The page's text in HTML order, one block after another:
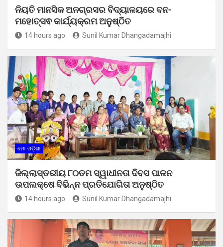
ନିୟତି ମାନସିକ ଅନଗ୍ରସର ବିଦ୍ୟାଳୟରେ ବନ-
ମହୋତ୍ସଵ କାର୍ଯ୍ୟକ୍ରମ ଅନୁଷ୍ଠିତ
14 hours ago Sunil Kumar Dhangadamajhi
ମୋ ଓଡ଼ିଶା
ଜିଲ୍ଲାସ୍ତରୀୟ ୮୦ତମ ସ୍ୱାଧୀନତା ଦିବସ ପାଳନ
ଉପଲକ୍ଷେ ବିଭିନ୍ନ ପ୍ରତିଯୋଗିତା ଅନୁଷ୍ଠିତ
14 hours ago Sunil Kumar Dhangadamajhi